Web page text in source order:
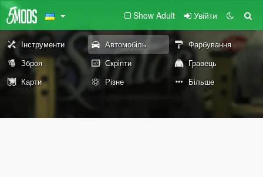
Show Adult Увійти
Інструменти Автомобіль
Фарбування
Зброя
Скріпти
Гравець
Карти
Різне Більше